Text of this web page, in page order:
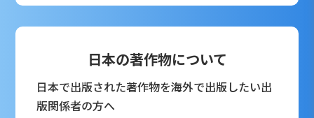
日本の著作物について
日本で出版された著作物を海外で出版したい出
版関係者の方へ